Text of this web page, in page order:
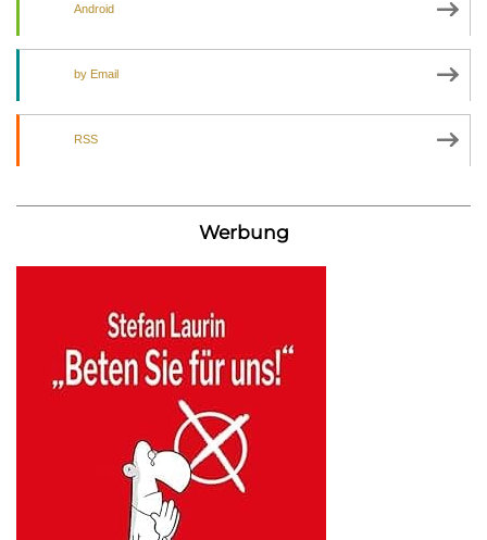
Android
by Email
RSS
Werbung